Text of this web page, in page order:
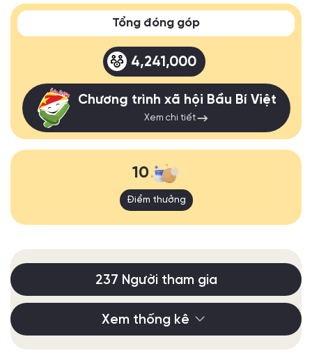
Tổng đóng góp
4,241,000
Chương trình xã hội Bầu Bí Việt
Xem chi tiết
10
Điểm thưởng
237 Người tham gia
Xem thống kê